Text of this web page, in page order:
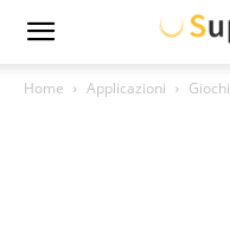
Super
Home Applicazioni Giochi